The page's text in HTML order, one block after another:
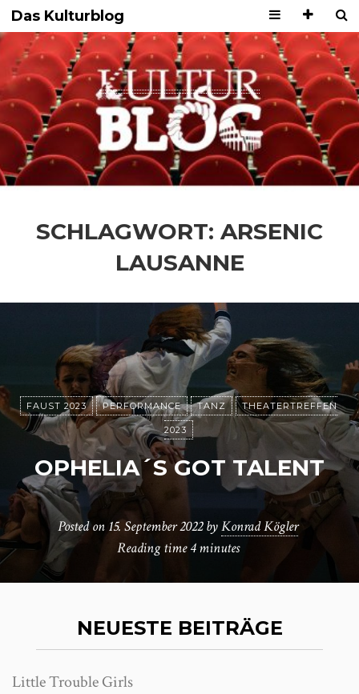
Das Kulturblog
SCHLAGWORT: ARSENIC
LAUSANNE
FAUST 2023 PERFORMANCE TANZ THEATERTREFFEN
2023
OPHELIA´S GOT TALENT
Posted on 15. September 2022 byKonrad Kögler
Reading time4 minutes
NEUESTE BEITRÄGE
Little Trouble Girls